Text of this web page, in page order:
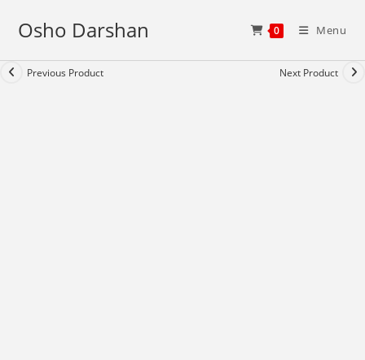
Osho Darshan 0 Menu
Previous Product Next Product